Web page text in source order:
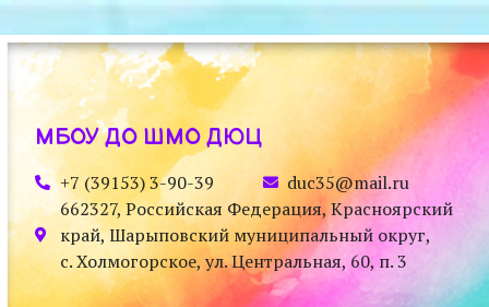
МБОУ ДО ШМО ДЮЦ
+7 (39153) 3-90-39
duc35@mail.ru
662327, Российская Федерация, Красноярский
край, Шарыповский муниципальный округ,
с. Холмогорское, ул. Центральная, 60, п. 3